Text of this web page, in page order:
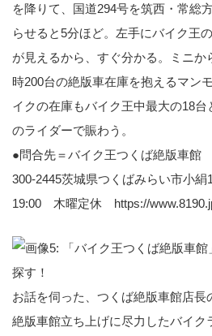
を降りて、国道294号を筑西・常総
らせると5分ほど。左手にバイク王
が見えるから、すぐ分かる。ミニか
時200台の絶版車在庫を抱えるマン
イクの在庫もバイク王中最大の18台
のライダーで賑わう。
●問合先＝バイク王つくば絶版車
300-2445茨城県つくばみらい市小
19:00 木曜定休 https://
お話を伺った、つくば絶版車館店長
絶版車館立ち上げに尽力したバイク